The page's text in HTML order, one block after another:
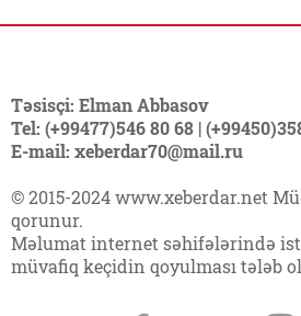
Təsisçi: Elman Abbasov
Tel: (+99477)546 80 68 |
E-mail: xeberdar70@mail.ru
© 2015-2024 www.xeberdar.net
qorunur.
Məlumat internet səhifələrində
müvafiq keçidin qoyulması tələb